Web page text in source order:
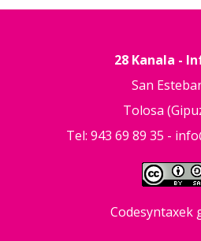
28 Kanala -
San
Tolosa
Tel: 943 69 89 35 -
Codesyntaxek